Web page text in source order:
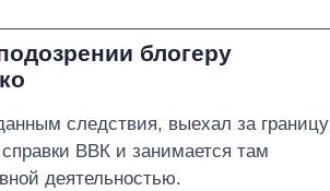
блогеру
следствия, выехал за границу
ВВК и занимается там
деятельностью.